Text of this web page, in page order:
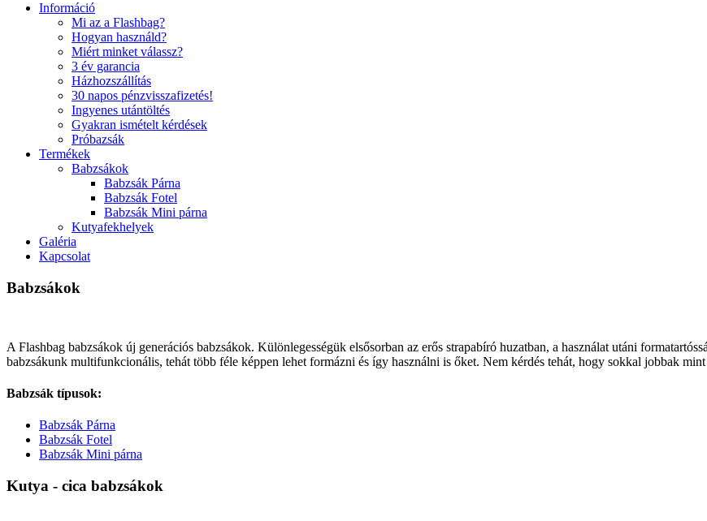
Információ
Mi az a Flashbag?
Hogyan használd?
Miért minket válassz?
3 év garancia
Házhozszállítás
30 napos pénzvisszafizetés!
Ingyenes utántöltés
Gyakran ismételt kérdések
Próbazsák
Termékek
Babzsákok
Babzsák Párna
Babzsák Fotel
Babzsák Mini párna
Kutyafekhelyek
Galéria
Kapcsolat
Babzsákok
A Flashbag babzsákok új generációs babzsákok. Különlegességük elsősorban az erős strapabíró huzatban, a használat utáni
babzsákunk multifunkcionális, tehát több féle képpen lehet formázni és így használni is őket. Nem kérdés tehát, hogy sokkal jobbak
Babzsák típusok:
Babzsák Párna
Babzsák Fotel
Babzsák Mini párna
Kutya - cica babzsákok